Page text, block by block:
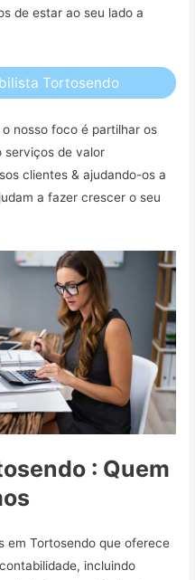
de estar ao seu lado a
Tortosendo
nosso foco é partilhar os
serviços de valor
clientes & ajudando-os a
a fazer crescer o seu
: Quem
em Tortosendo que oferece
incluindo